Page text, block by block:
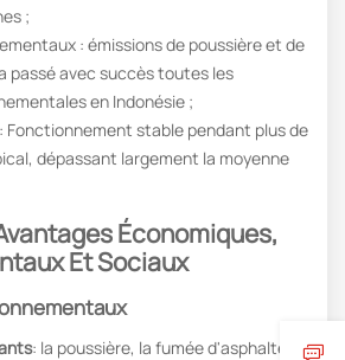
;
: émissions de poussière et de
passé avec succès toutes les
en Indonésie ;
Fonctionnement stable pendant plus de
dépassant largement la moyenne
Économiques,
Et Sociaux
: la poussière, la fumée d'asphalte et